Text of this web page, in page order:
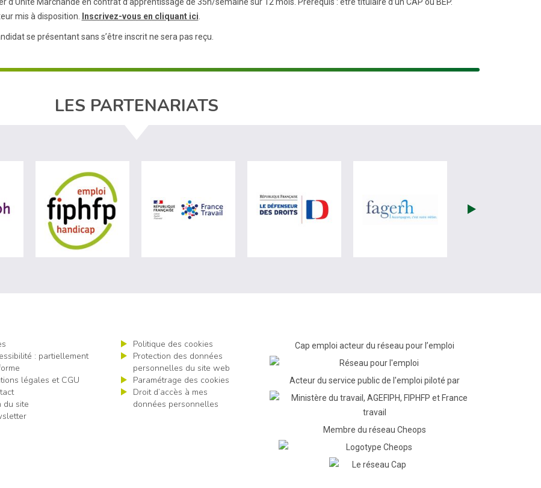
mis à disposition.
Inscrivez-vous en cliquant ici
se présentant sans s’être inscrit ne sera pas reçu.
LES PARTENARIATS
du travail (nouvelle fenêtre)
visiter les site de Agefiph (nouvelle fenêtre)visiter les site de Fiphfp (nouvelle fenêtre)visiter les site de France Travail (nouvelle fenêtre)visiter les site de Défenseur des droits (nouvelle
visiter les site de Fagerh
: partiellement
légales et CGU
du site
Politique des cookies
Protection des données
personnelles du site web
Paramétrage des cookies
Droit d’accès à mes
données personnelles
Cap emploi acteur du réseau pour l’emploi
Acteur du service public de l'emploi piloté par
Membre du réseau Cheops